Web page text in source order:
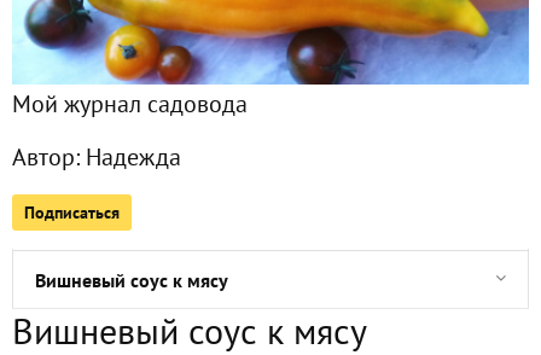
Мой журнал садовода
Автор: Надежда
Подписаться
Все публикации 28
Фото
Сейчас обсуждают
Вишневый соус к мясу
Триммер аккумуляторный - приз замечательный!
Вишневый соус к мясу